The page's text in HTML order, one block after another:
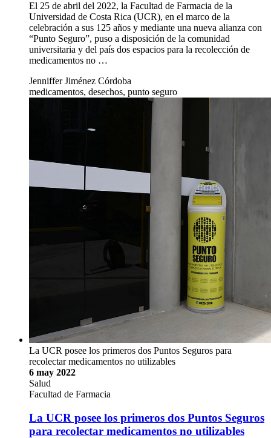
El 25 de abril del 2022, la Facultad de Farmacia de la
Universidad de Costa Rica (UCR), en el marco de la
celebración a sus 125 años y mediante una nueva alianza con
“Punto Seguro”, puso a disposición de la comunidad
universitaria y del país dos espacios para la recolección de
medicamentos no …
Jenniffer Jiménez Córdoba
medicamentos, desechos, punto seguro
La UCR posee los primeros dos Puntos Seguros para
recolectar medicamentos no utilizables
6 may 2022
Salud
Facultad de Farmacia
La UCR posee los primeros dos Puntos Seguros
para recolectar medicamentos no utilizables